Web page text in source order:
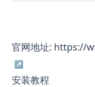
官网地址: https://
安装教程